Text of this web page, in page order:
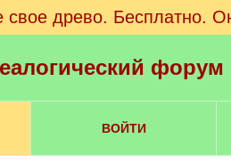
свое древо. Бесплатно.
ВОЙТИ